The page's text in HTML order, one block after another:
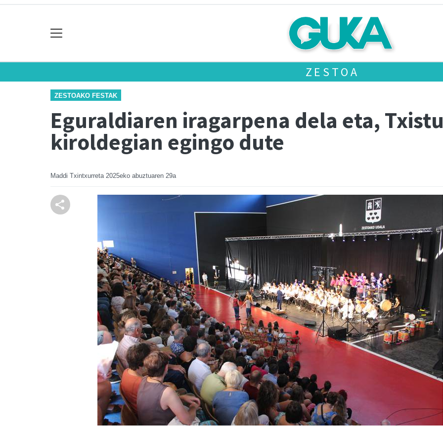
ZESTOA
ZESTOAKO FESTAK
Eguraldiaren iragarpena dela eta,
kiroldegian egingo dute
Maddi Txintxurreta 2025eko abuztuaren 29a